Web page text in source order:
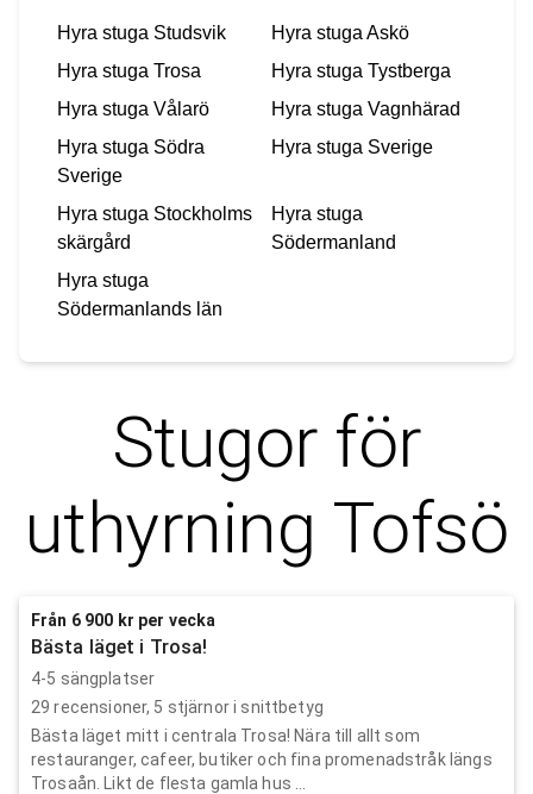
Hyra stuga Studsvik Hyra stuga Askö
Hyra stuga Trosa Hyra stuga Tystberga
Hyra stuga Vålarö Hyra stuga Vagnhärad
Hyra stuga Södra
Sverige
Hyra stuga Sverige
Hyra stuga Stockholms
skärgård
Hyra stuga
Södermanland
Hyra stuga
Södermanlands län
Stugor för
uthyrning Tofsö
Från 6 900 kr per vecka
Bästa läget i Trosa!
4-5 sängplatser
29 recensioner, 5 stjärnor i snittbetyg
Bästa läget mitt i centrala Trosa! Nära till allt som
restauranger, cafeer, butiker och fina promenadstråk längs
Trosaån. Likt de flesta gamla hus ...